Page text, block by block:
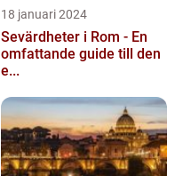
18 januari 2024
Sevärdheter i Rom - En
omfattande guide till den
e...